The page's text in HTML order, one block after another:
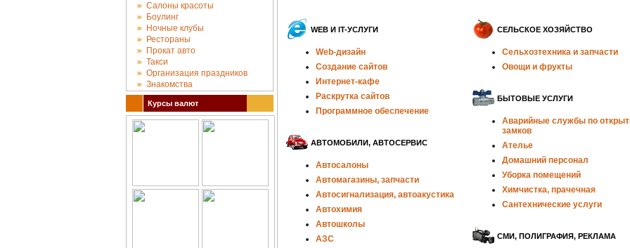
Салоны красоты
Боулинг
Ночные клубы
Рестораны
Прокат авто
Такси
Организация праздников
Знакомства
Курсы валют
WEB И IT-УСЛУГИ
Web-дизайн
Создание сайтов
Интернет-кафе
Раскрутка сайтов
Программное обеспечение
АВТОМОБИЛИ, АВТОСЕРВИС
Автосалоны
Автомагазины, запчасти
Автосигнализация, автоакустика
Автохимия
Автошколы
АЗС
СЕЛЬСКОЕ ХОЗЯЙСТВО
Сельхозтехника и запчасти
Овощи и фрукты
БЫТОВЫЕ УСЛУГИ
Аварийные службы по
замков
Ателье
Домашний персонал
Уборка помещений
Химчистка, прачечная
Сантехнические услуги
СМИ, ПОЛИГРАФИЯ, РЕКЛАМА